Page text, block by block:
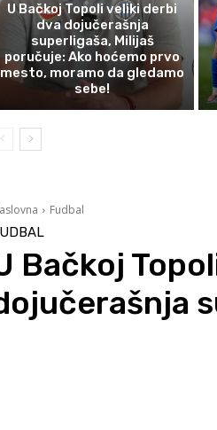
U Bačkoj Topoli veliki derbi
dva dojučerašnja
superligaša, Milijaš
poručuje: Ako hoćemo prvo
mesto, moramo da gledamo
sebe!